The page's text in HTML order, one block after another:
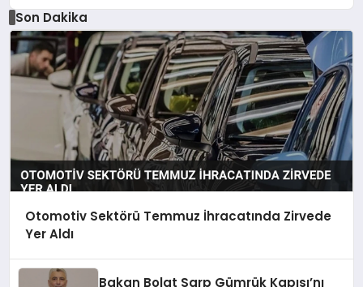
Son Dakika
Otomotiv Sektörü Temmuz İhracatında Zirvede
Yer Aldı
Bakan Bolat Sarp Gümrük Kapısı’nı